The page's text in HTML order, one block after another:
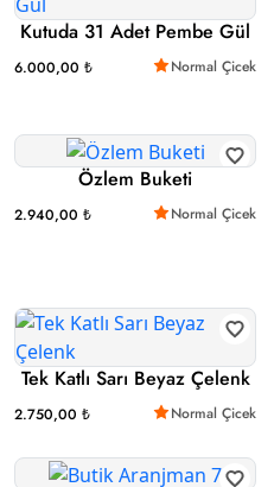
Kutuda 31 Adet Pembe Gül
6.000,00 ₺ Normal Çicek
Özlem Buketi
2.940,00 ₺ Normal Çicek
Tek Katlı Sarı Beyaz Çelenk
2.750,00 ₺ Normal Çicek